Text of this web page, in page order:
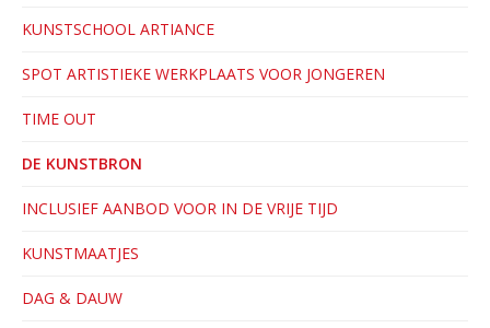
KUNSTSCHOOL ARTIANCE
SPOT ARTISTIEKE WERKPLAATS VOOR JONGEREN
TIME OUT
DE KUNSTBRON
INCLUSIEF AANBOD VOOR IN DE VRIJE TIJD
KUNSTMAATJES
DAG & DAUW